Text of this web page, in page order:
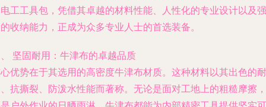
工工具包，凭借其卓越的材料性能、人性化的专业设计以及强
收纳能力，正成为众多专业人士的首选装备。
坚固耐用：牛津布的卓越品质
优势在于其选用的高密度牛津布材质。这种材料以其出色的耐
抗撕裂、防泼水性能而著称。无论是面对工地上的粗糙摩擦，